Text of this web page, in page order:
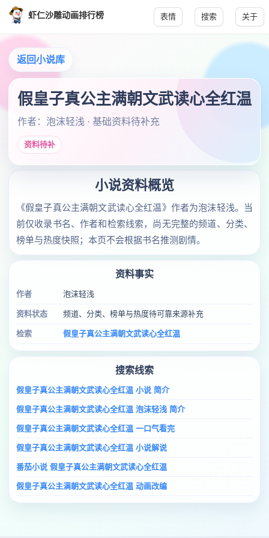
虾仁沙雕动画排行榜 表情 搜索 关于
返回小说库
假皇子真公主满朝文武读心全红温
作者：泡沫轻浅 · 基础资料待补充
资料待补
小说资料概览
《假皇子真公主满朝文武读心全红温》作者为泡沫轻浅。当
前仅收录书名、作者和检索线索，尚无完整的频道、分类、
榜单与热度快照；本页不会根据书名推测剧情。
资料事实
作者 泡沫轻浅
资料状态 频道、分类、榜单与热度待可靠来源补充
检索 假皇子真公主满朝文武读心全红温
搜索线索
假皇子真公主满朝文武读心全红温 小说 简介
假皇子真公主满朝文武读心全红温 泡沫轻浅 简介
假皇子真公主满朝文武读心全红温 一口气看完
假皇子真公主满朝文武读心全红温 小说解说
番茄小说 假皇子真公主满朝文武读心全红温
假皇子真公主满朝文武读心全红温 动画改编